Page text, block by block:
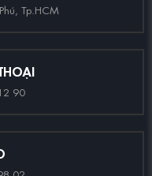
Tp.HCM
90
02